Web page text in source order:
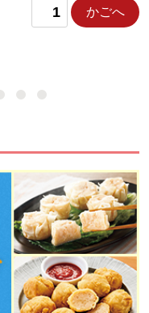
かごへ